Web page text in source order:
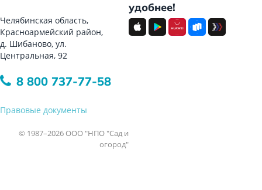
Челябинская область,
Красноармейский район,
д. Шибаново, ул.
Центральная, 92
8 800 737-77-58
Правовые документы
© 1987–2026 ООО "НПО "Сад и
огород"
удобнее!